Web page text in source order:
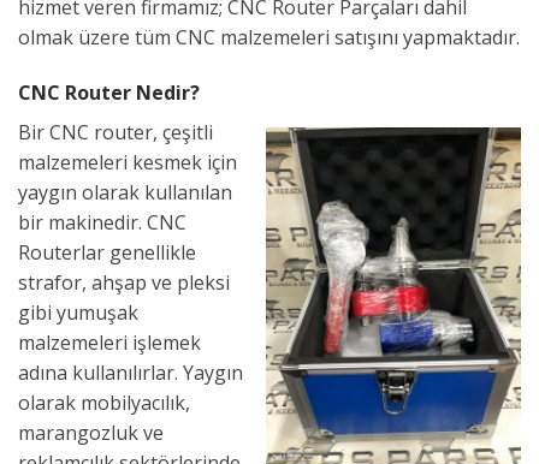
hizmet veren firmamız; CNC Router Parçaları dahil
olmak üzere tüm CNC malzemeleri satışını yapmaktadır.
CNC Router Nedir?
Bir CNC router, çeşitli
malzemeleri kesmek için
yaygın olarak kullanılan
bir makinedir. CNC
Routerlar genellikle
strafor, ahşap ve pleksi
gibi yumuşak
malzemeleri işlemek
adına kullanılırlar. Yaygın
olarak mobilyacılık,
marangozluk ve